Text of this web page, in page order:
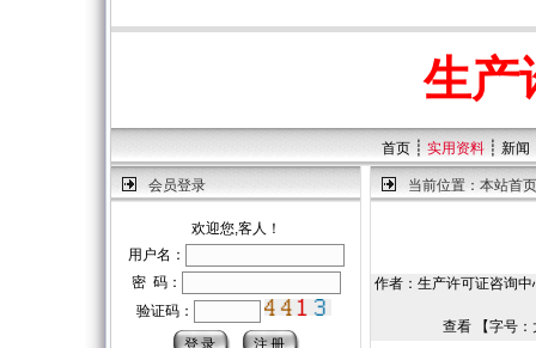
生产
首页 ┊ 实用资料 ┊ 新闻
会员登录
欢迎您,客人！
用户名：
密 码：
验证码：
当前位置： 本站首页
作者：生产许可证咨询
查看 【字号：